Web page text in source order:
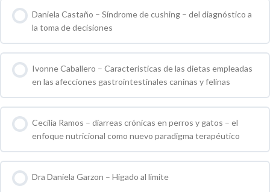
Daniela Castaño – Síndrome de cushing – del diagnóstico a
la toma de decisiones
0 % COMPLETO 0 / 0 pasos
Ivonne Caballero – Caracteristicas de las dietas empleadas
en las afecciones gastrointestinales caninas y felinas
0 % COMPLETO 0 / 0 pasos
Cecilia Ramos – diarreas crónicas en perros y gatos – el
enfoque nutricional como nuevo paradigma terapéutico
0 % COMPLETO 0 / 0 pasos
Dra Daniela Garzon – Higado al limite